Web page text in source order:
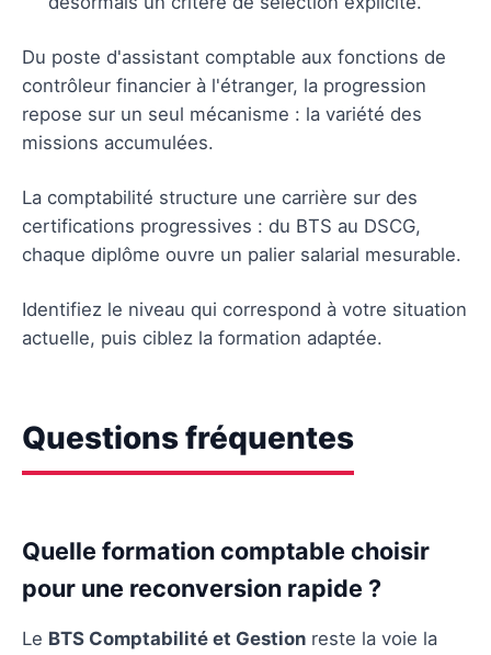
Du poste d'assistant comptable aux fonctions de
contrôleur financier à l'étranger, la progression
repose sur un seul mécanisme : la variété des
missions accumulées.
La comptabilité structure une carrière sur des
certifications progressives : du BTS au DSCG,
chaque diplôme ouvre un palier salarial mesurable.
Identifiez le niveau qui correspond à votre situation
actuelle, puis ciblez la formation adaptée.
Questions fréquentes
Quelle formation comptable choisir
pour une reconversion rapide ?
Le BTS Comptabilité et Gestion reste la voie la